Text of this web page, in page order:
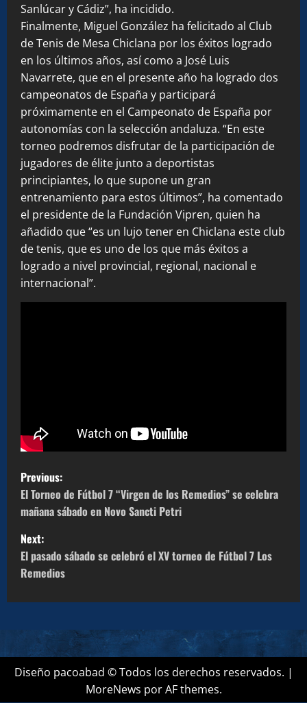
Sanlúcar y Cádiz”, ha incidido.
Finalmente, Miguel González ha felicitado al Club
de Tenis de Mesa Chiclana por los éxitos logrado
en los últimos años, así como a José Luis
Navarrete, que en el presente año ha logrado dos
campeonatos de España y participará
próximamente en el Campeonato de España por
autonomías con la selección andaluza. “En este
torneo podremos disfrutar de la participación de
jugadores de élite junto a deportistas
principiantes, lo que supone un gran
entrenamiento para estos últimos”, ha comentado
el presidente de la Fundación Vipren, quien ha
añadido que “es un lujo tener en Chiclana este club
de tenis, que es uno de los que más éxitos a
logrado a nivel provincial, regional, nacional e
internacional”.
P
o
s
t
n
i
Previous:
El Torneo de Fútbol 7 “Virgen de los Remedios” se celebra
mañana sábado en Novo Sancti Petri
Next:
El pasado sábado se celebró el XV torneo de Fútbol 7 Los
Remedios
Diseño pacoabad © Todos los derechos reservados. |
MoreNews por AF themes.